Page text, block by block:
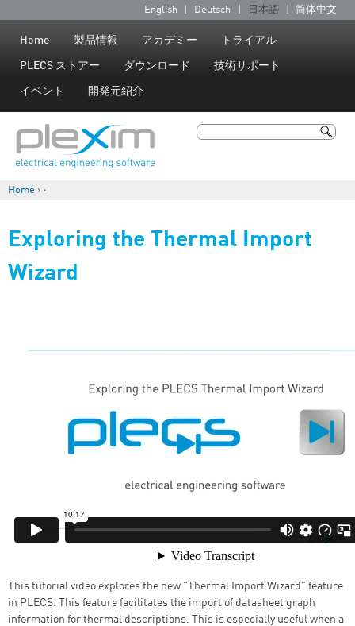
Jump to navigation
言
語
English Deutsch 日本語 简体中文
Home 製品情報 アカデミー トライアル
PLECS ストアー ダウンロード 技術サポート
イベント 開発元紹介
検索
Home › ›
Exploring the Thermal Import
Wizard
This tutorial video explores the new "Thermal Import Wizard" feature
in PLECS. This feature facilitates the import of datasheet graph
information for thermal descriptions. This is especially useful when a